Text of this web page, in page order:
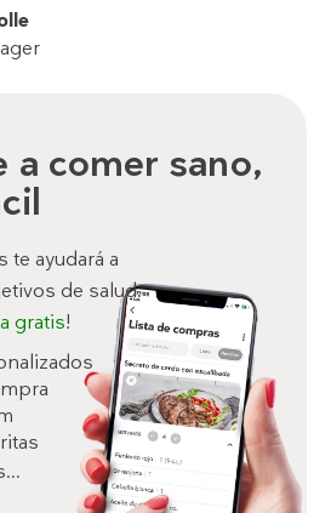
a comer sano,
te ayudará a
de salud.
gratis!